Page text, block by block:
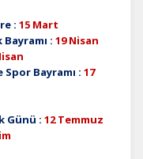
: 15 Mart
: 19 Nisan
Bayramı : 17
Günü : 12 Temmuz